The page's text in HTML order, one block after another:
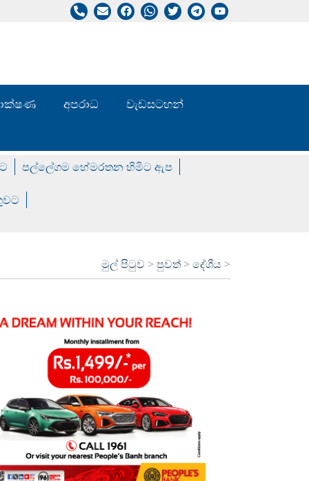
අපරාධ
වැඩසටහන්
පල්ලේගම හේමරතන හිමිට ඇප
මුල් පිටුව >පුවත් >දේශීය >